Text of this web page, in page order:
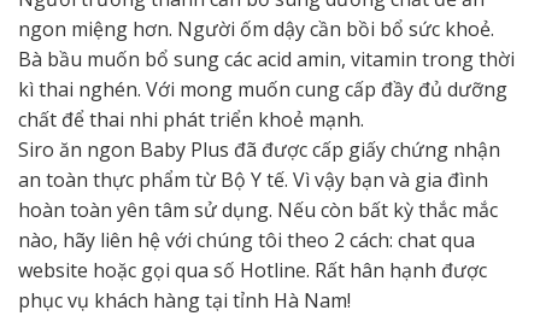
ngon miệng hơn. Người ốm dậy cần bồi bổ sức khoẻ.
Bà bầu muốn bổ sung các acid amin, vitamin trong thời
kì thai nghén. Với mong muốn cung cấp đầy đủ dưỡng
chất để thai nhi phát triển khoẻ mạnh.
Siro ăn ngon Baby Plus đã được cấp giấy chứng nhận
an toàn thực phẩm từ Bộ Y tế. Vì vậy bạn và gia đình
hoàn toàn yên tâm sử dụng. Nếu còn bất kỳ thắc mắc
nào, hãy liên hệ với chúng tôi theo 2 cách: chat qua
website hoặc gọi qua số Hotline. Rất hân hạnh được
phục vụ khách hàng tại tỉnh Hà Nam!